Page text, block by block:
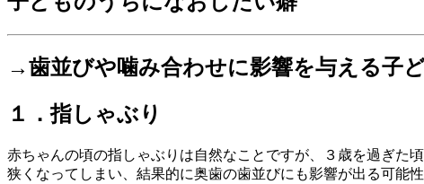
→歯並びや噛み合わせに影響を与える子
１．指しゃぶり
赤ちゃんの頃の指しゃぶりは自然なことですが、３歳を過ぎた
狭くなってしまい、結果的に奥歯の歯並びにも影響が出る可能